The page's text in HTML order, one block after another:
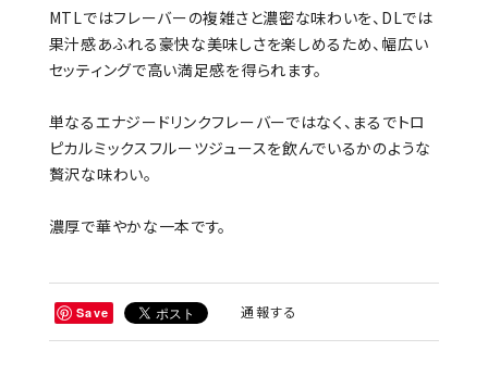
MTLではフレーバーの複雑さと濃密な味わいを、DLでは
果汁感あふれる豪快な美味しさを楽しめるため、幅広い
セッティングで高い満足感を得られます。
単なるエナジードリンクフレーバーではなく、まるでトロ
ピカルミックスフルーツジュースを飲んでいるかのような
贅沢な味わい。
濃厚で華やかな一本です。
Save 通報する